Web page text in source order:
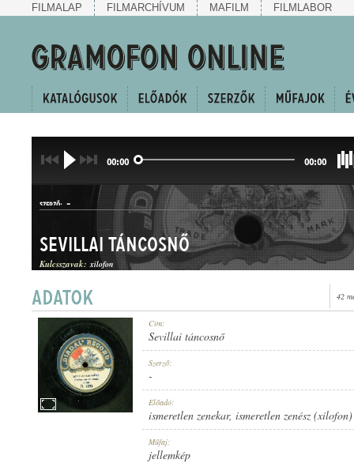
FILMALAP FILMARCHÍVUM MAFILM FILMLABOR
00:00 00:00
SZERZŐ: -
JELLEMKÉP
Sevillai táncosnő
Kulcsszavak: xilofon
42
Cím:
Sevillai táncosnő
Szerző:
-
Előadó:
ismeretlen zenekar, ismeretlen zenész (xilofon)
Műfaj:
jellemkép